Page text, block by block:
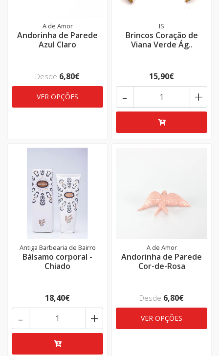
A de Amor
Andorinha de Parede
Azul Claro
Desde 6,80€
VER OPÇÕES
IS
Brincos Coração de
Viana Verde Ág..
15,90€
+
-
Antiga Barbearia de Bairro
Bálsamo corporal -
Chiado
18,40€
+
-
A de Amor
Andorinha de Parede
Cor-de-Rosa
Desde 6,80€
VER OPÇÕES